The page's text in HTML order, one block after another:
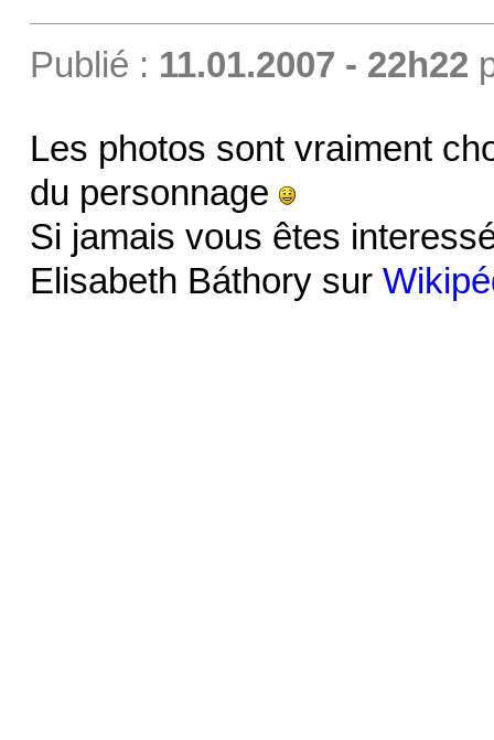
Publié : 11.01.2007 - 22h22
Les photos sont vraiment
du personnage
Si jamais vous êtes
Elisabeth Báthory sur